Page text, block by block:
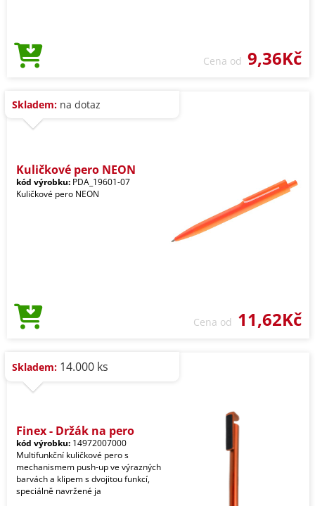
Cena od 9,36Kč
Skladem: na dotaz
Kuličkové pero NEON
kód výrobku: PDA_19601-07
Kuličkové pero NEON
Cena od 11,62Kč
Skladem: 14.000 ks
Finex - Držák na pero
kód výrobku: 14972007000
Multifunkční kuličkové pero s
mechanismem push-up ve výrazných
barvách a klipem s dvojitou funkcí,
speciálně navržené ja